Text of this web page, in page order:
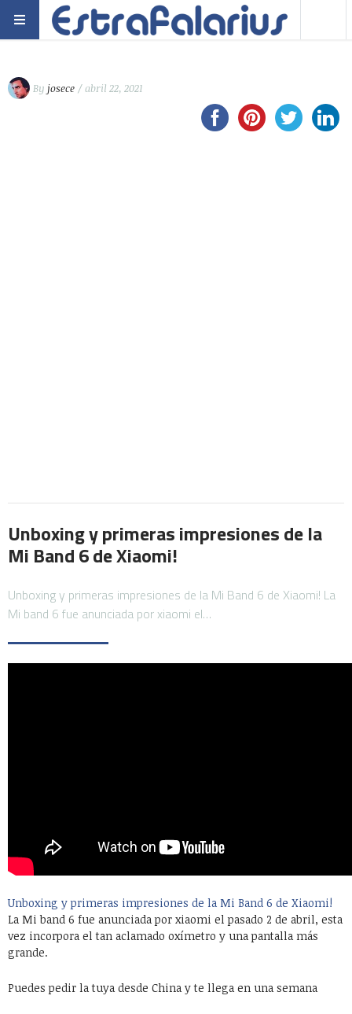
By josece / abril 22, 2021
Unboxing y primeras impresiones de la
Mi Band 6 de Xiaomi!
Unboxing y primeras impresiones de la Mi Band 6 de Xiaomi! La
Mi band 6 fue anunciada por xiaomi el…
Unboxing y primeras impresiones de la Mi Band 6 de Xiaomi!
La Mi band 6 fue anunciada por xiaomi el pasado 2 de abril, esta
vez incorpora el tan aclamado oxímetro y una pantalla más
grande.
Puedes pedir la tuya desde China y te llega en una semana